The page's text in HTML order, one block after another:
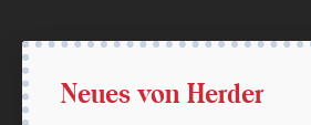
Neues von Herder